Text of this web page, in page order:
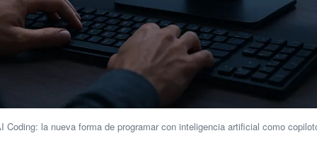
Coding: la nueva forma de programar con inteligencia artificial como